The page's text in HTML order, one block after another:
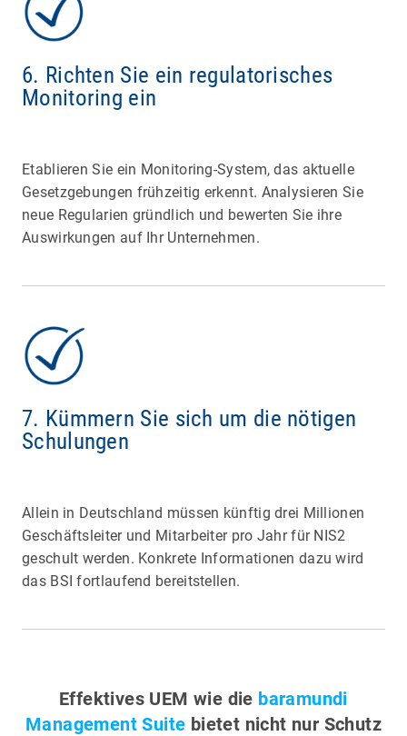
6. Richten Sie ein regulatorisches
Monitoring ein
Etablieren Sie ein Monitoring-System, das aktuelle
Gesetzgebungen frühzeitig erkennt. Analysieren Sie
neue Regularien gründlich und bewerten Sie ihre
Auswirkungen auf Ihr Unternehmen.
7. Kümmern Sie sich um die nötigen
Schulungen
Allein in Deutschland müssen künftig drei Millionen
Geschäftsleiter und Mitarbeiter pro Jahr für NIS2
geschult werden. Konkrete Informationen dazu wird
das BSI fortlaufend bereitstellen.
Effektives UEM wie die baramundi
Management Suite bietet nicht nur Schutz